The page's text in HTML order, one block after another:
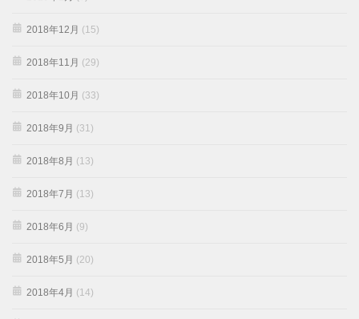
2018年12月 (15)
2018年11月 (29)
2018年10月 (33)
2018年9月 (31)
2018年8月 (13)
2018年7月 (13)
2018年6月 (9)
2018年5月 (20)
2018年4月 (14)